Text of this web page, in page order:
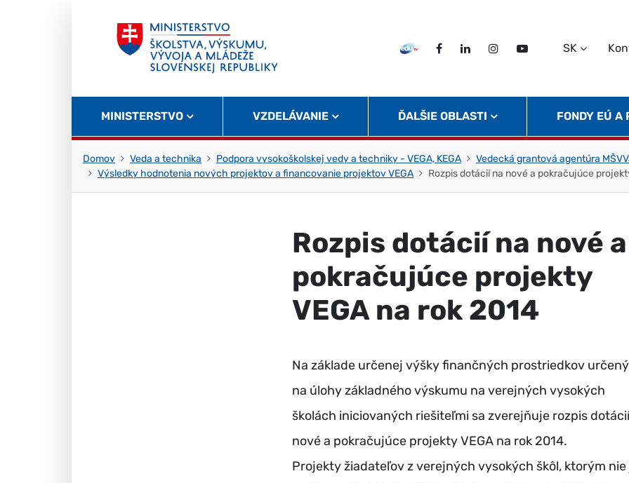
EDU TVFacebookLinkedInInstagram
Twitter
SK
MINISTERSTVO VZDELÁVANIE ĎALŠIE OBLASTI FONDY EÚ A
Domov Veda a technika Podpora vysokoškolskej vedy a techniky - VEGA, KEGA
Vedecká grantová agentúra
Výsledky hodnotenia nových projektov a financovanie projektov VEGA
Rozpis dotácií na nové a pokračujúce
Rozpis dotácií na nové a
pokračujúce projekty
VEGA na rok 2014
Na základe určenej výšky finančných prostriedkov
na úlohy základného výskumu na verejných vysokých
školách iniciovaných riešiteľmi sa zverejňuje rozpis
nové a pokračujúce projekty VEGA na rok 2014.
Projekty žiadateľov z verejných vysokých škôl, ktorým nie